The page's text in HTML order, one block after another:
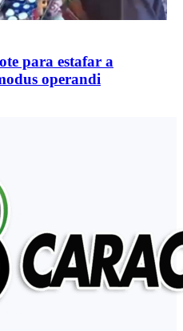
para estafar a
operandi